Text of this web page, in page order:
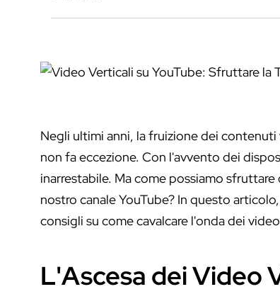
Negli ultimi anni, la fruizione dei
non fa eccezione. Con l'avvento dei
inarrestabile. Ma come possiamo
nostro canale YouTube? In questo
consigli su come cavalcare l'onda dei
L'Ascesa dei Video